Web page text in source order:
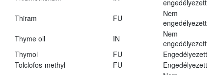
engedélyezett
Thiram
FU
Nem
engedélyezett
Thyme oil
IN
Nem
engedélyezett
Thymol
FU
Engedélyezett
Tolclofos-methyl
FU
Engedélyezett